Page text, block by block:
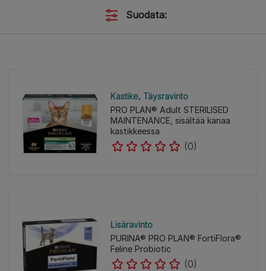
Suodata:
Kastike Täysravinto
PRO PLAN® Adult STERILISED
MAINTENANCE, sisältää kanaa
kastikkeessa
(0)
Lisäravinto
PURINA® PRO PLAN® FortiFlora®
Feline Probiotic
(0)